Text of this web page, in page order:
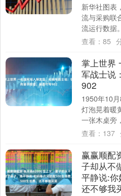
新华社图表
流与采购联
流运行数据
96.4万亿元
查看： 85
掌上世界
军战士说
902
1950年10
灯泡晃着暖
一张木桌旁
剑。桌角有
查看： 137
赢赢顺配
子却从不
平静说:你
还不够我